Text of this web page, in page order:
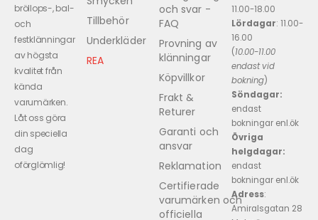
bröllops-, bal-
och
festklänningar
av högsta
kvalitet från
kända
varumärken.
Låt oss göra
din speciella
dag
oförglömlig!
11.00-18.00
Lördagar: 11.00-
16.00
(10.00-11.00
endast vid
bokning)
Söndagar:
endast
bokningar enl.ök
Övriga
helgdagar:
endast
bokningar enl.ök
Adress:
Amiralsgatan 28
och svar -
FAQ
Provning av
klänningar
Köpvillkor
Frakt &
Returer
Garanti och
ansvar
Reklamation
Certifierade
varumärken och
officiella
Tillbehör
Underkläder
REA